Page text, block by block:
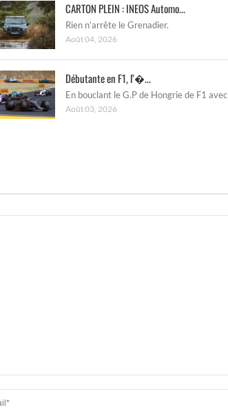
CARTON PLEIN : INEOS Automo...
Rien n’arrête le Grenadier.
Août 04, 2026
Débutante en F1, l’�...
En bouclant le G.P de Hongrie de F1 avec
Août 03, 2026